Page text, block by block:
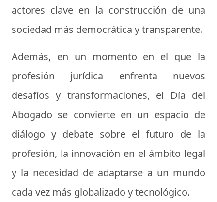
actores clave en la construcción de una
sociedad más democrática y transparente.
Además, en un momento en el que la
profesión jurídica enfrenta nuevos
desafíos y transformaciones, el Día del
Abogado se convierte en un espacio de
diálogo y debate sobre el futuro de la
profesión, la innovación en el ámbito legal
y la necesidad de adaptarse a un mundo
cada vez más globalizado y tecnológico.